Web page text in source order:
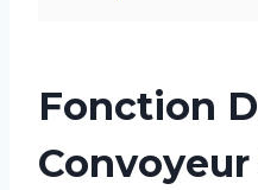
Fonction